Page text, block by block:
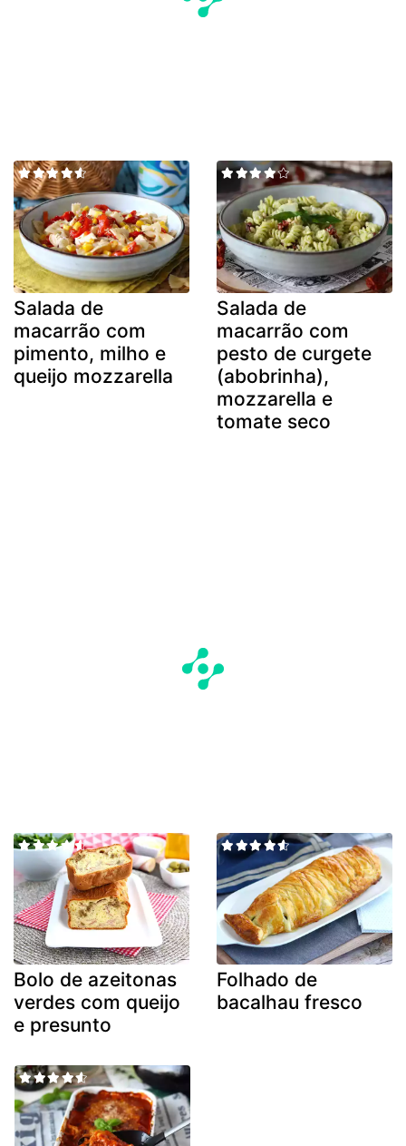
Salada de
macarrão com
pimento, milho e
queijo mozzarella
Salada de
macarrão com
pesto de curgete
(abobrinha),
mozzarella e
tomate seco
Bolo de azeitonas
verdes com queijo
e presunto
Folhado de
bacalhau fresco